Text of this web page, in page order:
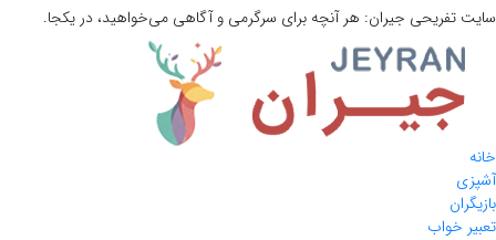
سایت تفریحی جیران: هر آنچه برای سرگرمی و آگاهی می‌خواهید، در یکجا.
خانه
آشپزی
بازیگران
تعبیر خواب